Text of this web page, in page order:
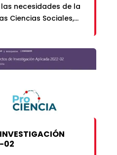
necesidades de la
Ciencias Sociales,
02